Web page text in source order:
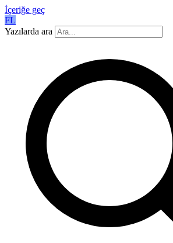
İçeriğe geç
FL
Yazılarda ara